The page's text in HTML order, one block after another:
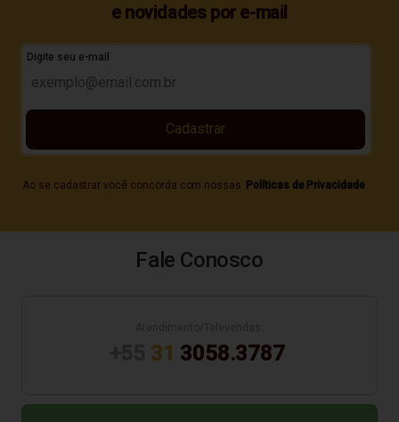
e novidades por e-mail
Digite seu e-mail
Ao se cadastrar você concorda com nossas Políticas de Privacidade
Cadastrar
Fale Conosco
31 3058.3787